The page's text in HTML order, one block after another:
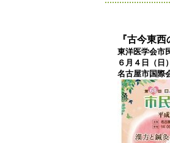
『古今東
東洋医学会市
６月４日（日
名古屋市国際